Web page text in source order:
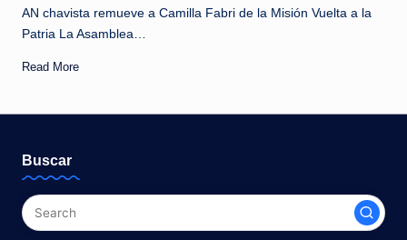
l
i
n
a
n
t
AN chavista remueve a Camilla Fabri de la Misión Vuelta a la
Patria La Asamblea…
Read More
Buscar